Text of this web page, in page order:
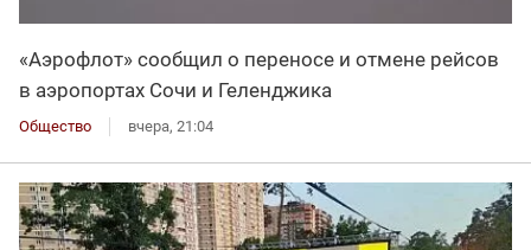
«Аэрофлот» сообщил о переносе и отмене рейсов
в аэропортах Сочи и Геленджика
Общество вчера, 21:04